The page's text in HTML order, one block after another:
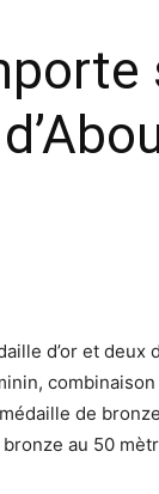
d’or et
de
au 50